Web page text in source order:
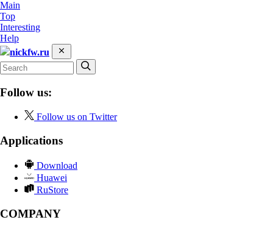
Main
Top
Interesting
Help
nickfw.ru
Follow us:
Follow us on Twitter
Applications
Download
Huawei
RuStore
COMPANY